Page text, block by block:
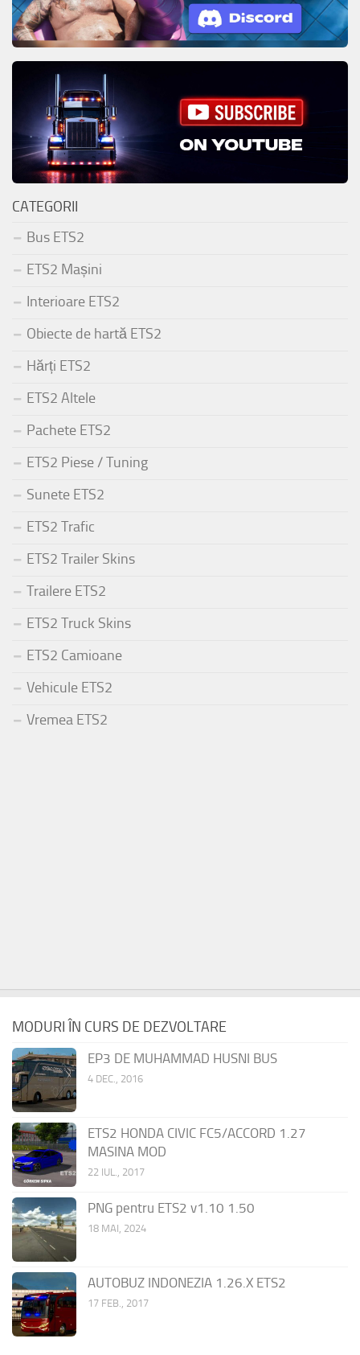
CATEGORII
Bus ETS2
ETS2 Mașini
Interioare ETS2
Obiecte de hartă ETS2
Hărți ETS2
ETS2 Altele
Pachete ETS2
ETS2 Piese / Tuning
Sunete ETS2
ETS2 Trafic
ETS2 Trailer Skins
Trailere ETS2
ETS2 Truck Skins
ETS2 Camioane
Vehicule ETS2
Vremea ETS2
MODURI ÎN CURS DE DEZVOLTARE
EP3 DE MUHAMMAD HUSNI BUS
4 DEC., 2016
ETS2 HONDA CIVIC FC5/ACCORD 1.27
MASINA MOD
22 IUL., 2017
PNG pentru ETS2 v1.10 1.50
18 MAI, 2024
AUTOBUZ INDONEZIA 1.26.X ETS2
17 FEB., 2017